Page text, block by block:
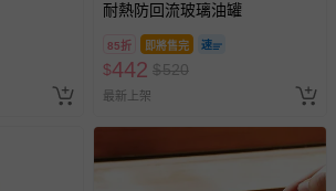
耐熱防回流玻璃油罐
85折 即將售完
$442 $520
最新上架